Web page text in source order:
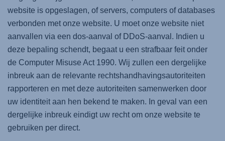
website is opgeslagen, of servers, computers of databases
verbonden met onze website. U moet onze website niet
aanvallen via een dos-aanval of DDoS-aanval. Indien u
deze bepaling schendt, begaat u een strafbaar feit onder
de Computer Misuse Act 1990. Wij zullen een dergelijke
inbreuk aan de relevante rechtshandhavingsautoriteiten
rapporteren en met deze autoriteiten samenwerken door
uw identiteit aan hen bekend te maken. In geval van een
dergelijke inbreuk eindigt uw recht om onze website te
gebruiken per direct.